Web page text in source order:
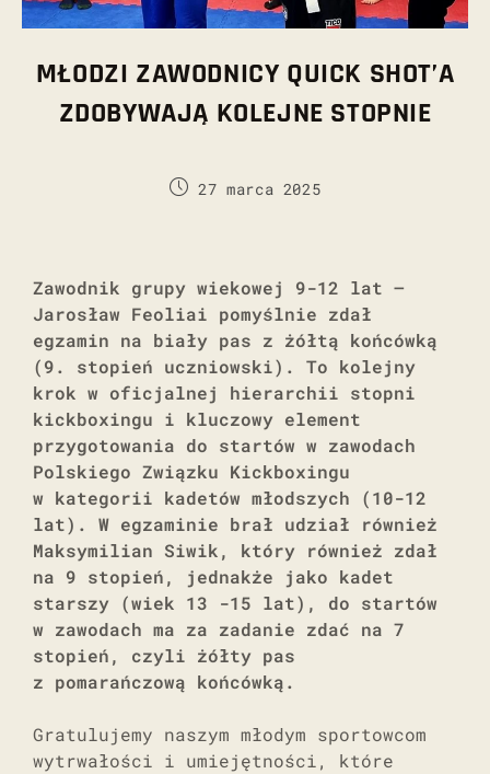
MŁODZI ZAWODNICY QUICK SHOT’A
ZDOBYWAJĄ KOLEJNE STOPNIE
27 marca 2025
Zawodnik grupy wiekowej 9-12 lat –
Jarosław Feoliai pomyślnie zdał
egzamin na biały pas z żółtą końcówką
(9. stopień uczniowski). To kolejny
krok w oficjalnej hierarchii stopni
kickboxingu i kluczowy element
przygotowania do startów w zawodach
Polskiego Związku Kickboxingu
w kategorii kadetów młodszych (10-12
lat). W egzaminie brał udział również
Maksymilian Siwik, który również zdał
na 9 stopień, jednakże jako kadet
starszy (wiek 13 -15 lat), do startów
w zawodach ma za zadanie zdać na 7
stopień, czyli żółty pas
z pomarańczową końcówką.
Gratulujemy naszym młodym sportowcom
wytrwałości i umiejętności, które